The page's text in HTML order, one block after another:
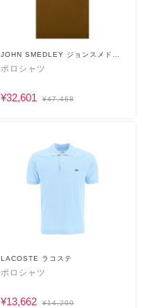
JOHN SMEDLEY ジョンスメドレ
ー
ポロシャツ
¥32,601 ¥47,468
LACOSTE ラコステ
ポロシャツ
¥13,662 ¥14,200